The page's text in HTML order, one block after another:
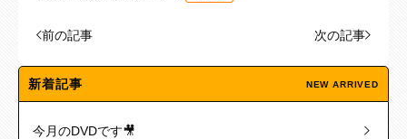
前の記事 次の記事
新着記事 NEW ARRIVED
今月のDVDです🎥